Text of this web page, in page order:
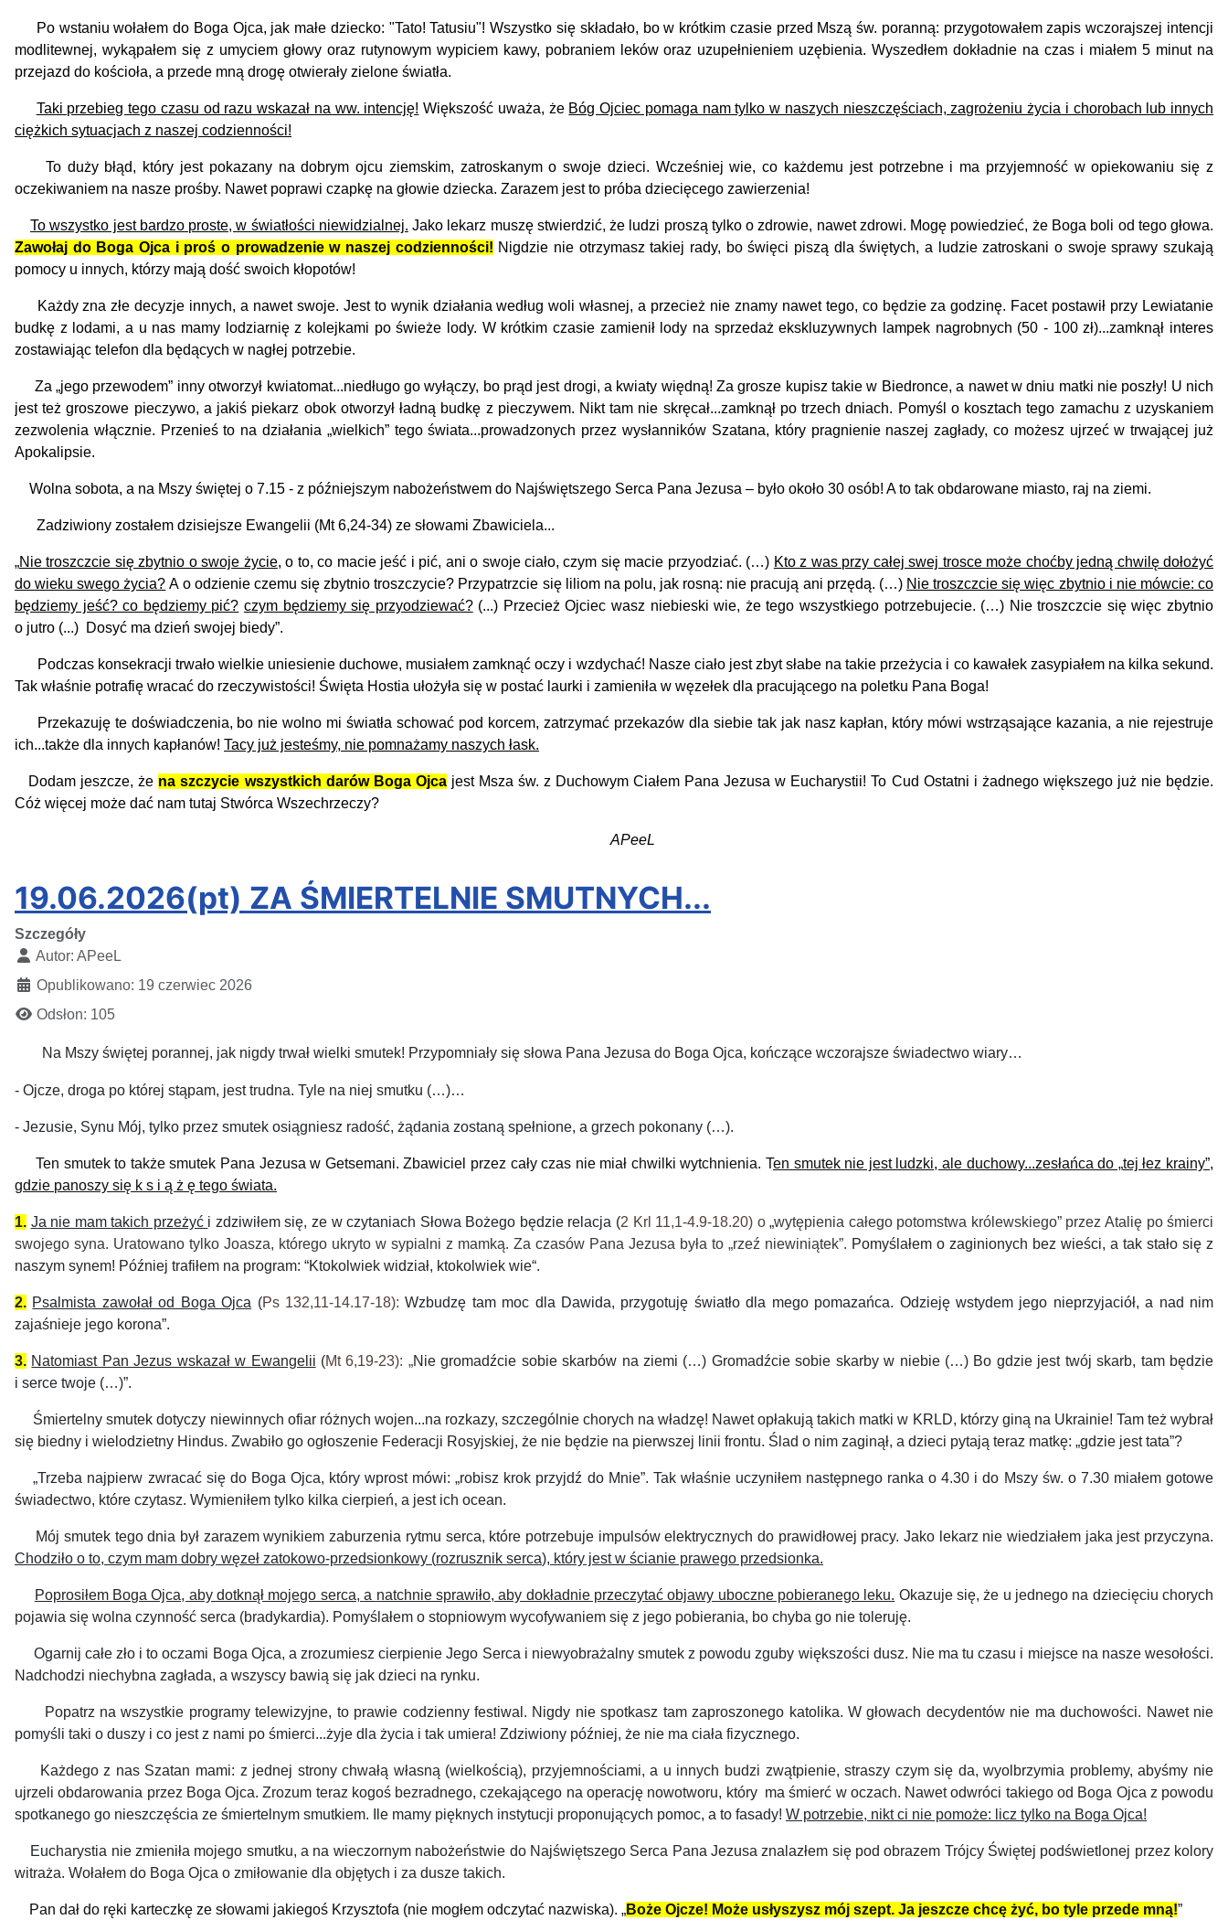
Po wstaniu wołałem do Boga Ojca, jak małe dziecko: "Tato! Tatusiu"! Wszystko się składało, bo w krótkim czasie przed Mszą św. poranną: przygotowałem zapis wczorajszej intencji
modlitewnej, wykąpałem się z umyciem głowy oraz rutynowym wypiciem kawy, pobraniem leków oraz uzupełnieniem uzębienia. Wyszedłem dokładnie na czas i miałem 5 minut na
przejazd do kościoła, a przede mną drogę otwierały zielone światła.
Taki przebieg tego czasu od razu wskazał na ww. intencję! Większość uważa, że Bóg Ojciec pomaga nam tylko w naszych nieszczęściach, zagrożeniu życia i chorobach lub innych
ciężkich sytuacjach z naszej codzienności!
To duży błąd, który jest pokazany na dobrym ojcu ziemskim, zatroskanym o swoje dzieci. Wcześniej wie, co każdemu jest potrzebne i ma przyjemność w opiekowaniu się z
oczekiwaniem na nasze prośby. Nawet poprawi czapkę na głowie dziecka. Zarazem jest to próba dziecięcego zawierzenia!
To wszystko jest bardzo proste, w światłości niewidzialnej. Jako lekarz muszę stwierdzić, że ludzi proszą tylko o zdrowie, nawet zdrowi. Mogę powiedzieć, że Boga boli od tego głowa.
Zawołaj do Boga Ojca i proś o prowadzenie w naszej codzienności! Nigdzie nie otrzymasz takiej rady, bo święci piszą dla świętych, a ludzie zatroskani o swoje sprawy szukają
pomocy u innych, którzy mają dość swoich kłopotów!
Każdy zna złe decyzje innych, a nawet swoje. Jest to wynik działania według woli własnej, a przecież nie znamy nawet tego, co będzie za godzinę. Facet postawił przy Lewiatanie
budkę z lodami, a u nas mamy lodziarnię z kolejkami po świeże lody. W krótkim czasie zamienił lody na sprzedaż ekskluzywnych lampek nagrobnych (50 - 100 zł)...zamknął interes
zostawiając telefon dla będących w nagłej potrzebie.
Za „jego przewodem” inny otworzył kwiatomat...niedługo go wyłączy, bo prąd jest drogi, a kwiaty więdną! Za grosze kupisz takie w Biedronce, a nawet w dniu matki nie poszły! U nich
jest też groszowe pieczywo, a jakiś piekarz obok otworzył ładną budkę z pieczywem. Nikt tam nie skręcał...zamknął po trzech dniach. Pomyśl o kosztach tego zamachu z uzyskaniem
zezwolenia włącznie. Przenieś to na działania „wielkich” tego świata...prowadzonych przez wysłanników Szatana, który pragnienie naszej zagłady, co możesz ujrzeć w trwającej już
Apokalipsie.
Wolna sobota, a na Mszy świętej o 7.15 - z późniejszym nabożeństwem do Najświętszego Serca Pana Jezusa – było około 30 osób! A to tak obdarowane miasto, raj na ziemi.
Zadziwiony zostałem dzisiejsze Ewangelii (Mt 6,24-34) ze słowami Zbawiciela...
„Nie troszczcie się zbytnio o swoje życie, o to, co macie jeść i pić, ani o swoje ciało, czym się macie przyodziać. (…) Kto z was przy całej swej trosce może choćby jedną chwilę dołożyć
do wieku swego życia? A o odzienie czemu się zbytnio troszczycie? Przypatrzcie się liliom na polu, jak rosną: nie pracują ani przędą. (…) Nie troszczcie się więc zbytnio i nie mówcie: co
będziemy jeść? co będziemy pić? czym będziemy się przyodziewać?(...) Przecież Ojciec wasz niebieski wie, że tego wszystkiego potrzebujecie. (…) Nie troszczcie się więc zbytnio
o jutro (...) Dosyć ma dzień swojej biedy”.
Podczas konsekracji trwało wielkie uniesienie duchowe, musiałem zamknąć oczy i wzdychać! Nasze ciało jest zbyt słabe na takie przeżycia i co kawałek zasypiałem na kilka sekund.
Tak właśnie potrafię wracać do rzeczywistości! Święta Hostia ułożyła się w postać laurki i zamieniła w węzełek dla pracującego na poletku Pana Boga!
Przekazuję te doświadczenia, bo nie wolno mi światła schować pod korcem, zatrzymać przekazów dla siebie tak jak nasz kapłan, który mówi wstrząsające kazania, a nie rejestruje
ich...także dla innych kapłanów! Tacy już jesteśmy, nie pomnażamy naszych łask.
Dodam jeszcze, że na szczycie wszystkich darów Boga Ojcajest Msza św. z Duchowym Ciałem Pana Jezusa w Eucharystii! To Cud Ostatni i żadnego większego już nie będzie.
Cóż więcej może dać nam tutaj Stwórca Wszechrzeczy?
APeeL
19.06.2026(pt) ZA ŚMIERTELNIE SMUTNYCH...
Szczegóły
Autor: APeeL
Opublikowano: 19 czerwiec 2026
Odsłon: 105
Na Mszy świętej porannej, jak nigdy trwał wielki smutek! Przypomniały się słowa Pana Jezusa do Boga Ojca, kończące wczorajsze świadectwo wiary…
- Ojcze, droga po której stąpam, jest trudna. Tyle na niej smutku (…)…
- Jezusie, Synu Mój, tylko przez smutek osiągniesz radość, żądania zostaną spełnione, a grzech pokonany (…).
Ten smutek to także smutek Pana Jezusa w Getsemani.Zbawiciel przez cały czas nie miał chwilki wytchnienia. Ten smutek nie jest ludzki, ale duchowy...zesłańca do „tej łez krainy”,
gdzie panoszy się k s i ą ż ę tego świata.
1. Ja nie mamtakich przeżyć i zdziwiłem się,ze w czytaniach Słowa Bożego będzie relacja (2 Krl 11,1-4.9-18.20) o„wytępienia całego potomstwa królewskiego” przez Atalię po śmierci
swojego syna. Uratowano tylko Joasza, którego ukryto w sypialni z mamką. Za czasów Pana Jezusa była to „rzeź niewiniątek”. Pomyślałem o zaginionych bez wieści, a tak stało się z
naszym synem! Później trafiłem na program: “Ktokolwiek widział, ktokolwiek wie“.
2. Psalmista zawołał od Boga Ojca (Ps 132,11-14.17-18):Wzbudzę tam moc dla Dawida, przygotuję światło dla mego pomazańca. Odzieję wstydem jego nieprzyjaciół, a nad nim
zajaśnieje jego korona”.
3. Natomiast Pan Jezus wskazał w Ewangelii (Mt 6,19-23): „Nie gromadźcie sobie skarbów na ziemi (…) Gromadźcie sobie skarby w niebie (…) Bo gdzie jest twój skarb, tam będzie
i serce twoje (…)”.
Śmiertelny smutekdotyczy niewinnych ofiar różnych wojen...na rozkazy, szczególnie chorych na władzę! Nawet opłakują takich matki w KRLD, którzy giną na Ukrainie! Tam też wybrał
się biedny i wielodzietny Hindus. Zwabiło go ogłoszenie Federacji Rosyjskiej, że nie będzie na pierwszej linii frontu. Ślad o nim zaginął, a dzieci pytają teraz matkę: „gdzie jest tata”?
„Trzeba najpierw zwracać się do Boga Ojca, który wprost mówi: „robisz krok przyjdź do Mnie”. Tak właśnie uczyniłem następnego ranka o 4.30 i do Mszy św. o 7.30 miałem gotowe
świadectwo, które czytasz. Wymieniłem tylko kilka cierpień, a jest ich ocean.
Mój smutek tego dnia był zarazemwynikiem zaburzenia rytmu serca, które potrzebuje impulsówelektrycznych do prawidłowej pracy. Jako lekarz nie wiedziałem jaka jest przyczyna.
Chodziło o to, czym mam dobry węzeł zatokowo-przedsionkowy (rozrusznik serca), który jestw ścianie prawego przedsionka.
Poprosiłem Boga Ojca, aby dotknął mojego serca,a natchnie sprawiło, aby dokładnie przeczytać objawy uboczne pobieranego leku. Okazuje się, że u jednego na dziecięciu chorych
pojawia się wolna czynność serca (bradykardia). Pomyślałem o stopniowym wycofywaniem się z jego pobierania, bo chyba go nie toleruję.
Ogarnij całezło i to oczami Boga Ojca, a zrozumiesz cierpienie Jego Serca i niewyobrażalny smutek z powodu zguby większości dusz. Nie ma tu czasu i miejsce na nasze wesołości.
Nadchodzi niechybna zagłada, a wszyscy bawią się jak dzieci na rynku.
Popatrz nawszystkie programy telewizyjne, to prawie codziennyfestiwal. Nigdy nie spotkasz tam zaproszonego katolika. W głowach decydentów nie ma duchowości. Nawet nie
pomyśli taki o duszy i co jest z nami po śmierci...żyje dla życia i tak umiera! Zdziwiony później, że nie ma ciała fizycznego.
Każdego z nas Szatan mami: z jednej strony chwałą własną (wielkością), przyjemnościami, a u innych budzi zwątpienie, straszy czym się da, wyolbrzymia problemy, abyśmy nie
ujrzeli obdarowania przez Boga Ojca. Zrozum teraz kogoś bezradnego, czekającego na operację nowotworu, który maśmierć w oczach. Nawetodwróci takiego od Boga Ojca z powodu
spotkanego go nieszczęścia ze śmiertelnym smutkiem.
le mamy pięknych instytucji proponujących pomoc, a to fasady! W potrzebie, nikt ci nie pomoże: icz tylko na Boga Ojca!
Eucharystia nie zmieniła mojego smutku, a na wieczornym nabożeństwie do Najświętszego Serca Pana Jezusa znalazłem się pod obrazem Trójcy Świętej podświetlonej przez kolory
witraża. Wołałem do Boga Ojca o zmiłowanie dla objętych i za dusze takich.
Pan dał do ręki karteczkę ze słowami jakiegoś Krzysztofa (nie mogłem odczytać nazwiska). „Boże Ojcze! Może usłyszysz mój szept. Ja jeszcze chcę żyć, bo tyle przede mną!”